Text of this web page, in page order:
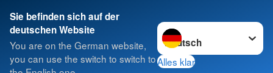
Sie befinden sich auf der
deutschen Website
You are on the German website,
you can use the switch to switch to
Sprache wechseln zu
Alles klar